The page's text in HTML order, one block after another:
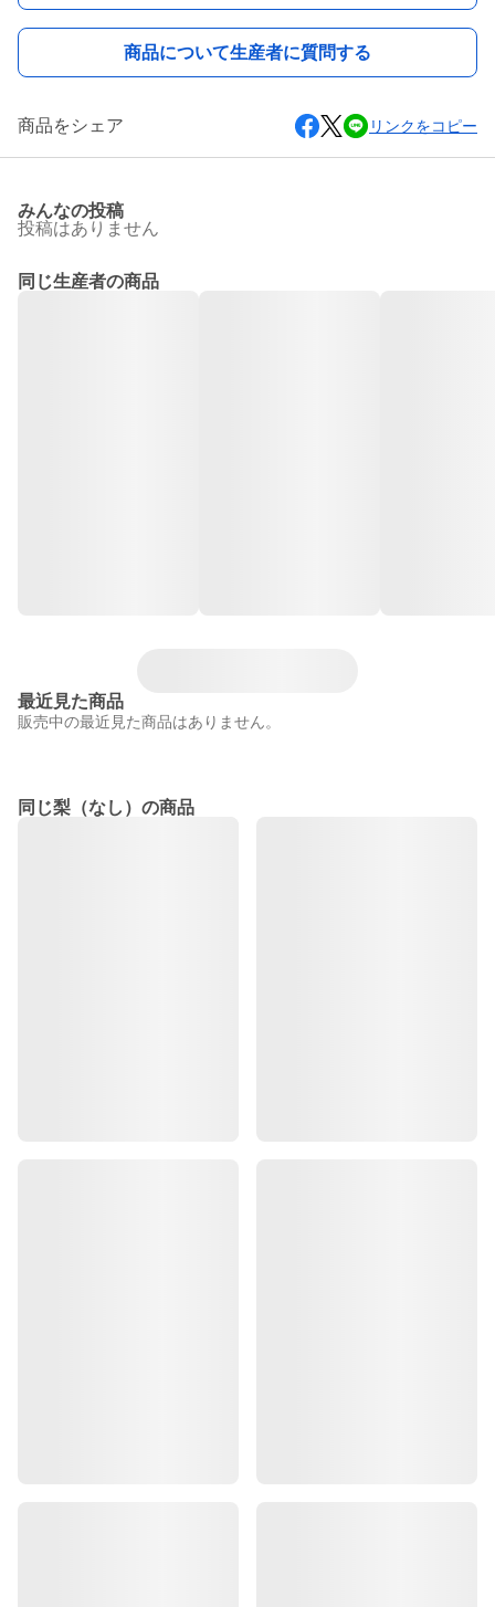
商品について生産者に質問する
商品をシェア リンクをコピー
みんなの投稿
投稿はありません
同じ生産者の商品
最近見た商品
販売中の最近見た商品はありません。
同じ梨（なし）の商品